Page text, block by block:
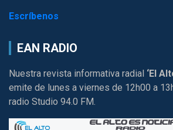
Escríbenos
EAN RADIO
Nuestra revista informativa radial ‘El
emite de lunes a viernes de 12h00 a
radio Studio 94.0 FM.